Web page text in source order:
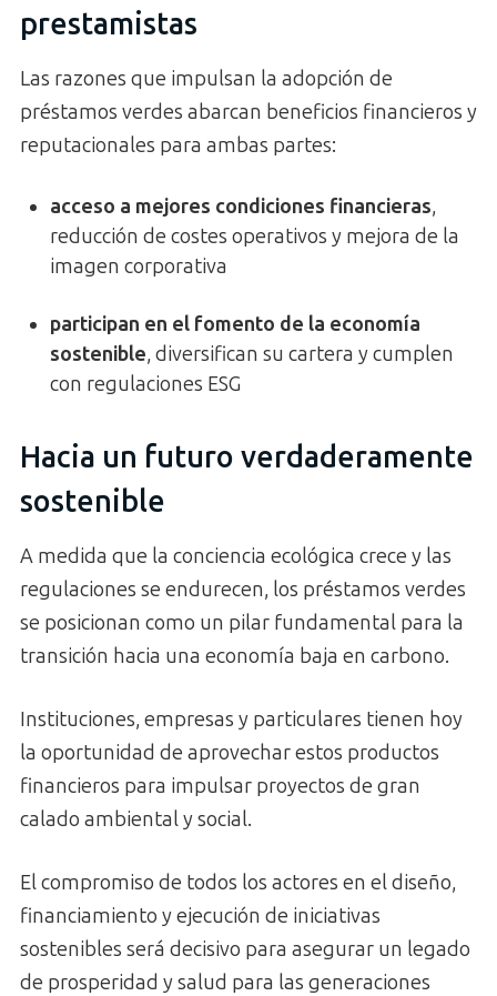
prestamistas
Las razones que impulsan la adopción de
préstamos verdes abarcan beneficios financieros y
reputacionales para ambas partes:
acceso a mejores condiciones financieras,
reducción de costes operativos y mejora de la
imagen corporativa
participan en el fomento de la economía
sostenible, diversifican su cartera y cumplen
con regulaciones ESG
Hacia un futuro verdaderamente
sostenible
A medida que la conciencia ecológica crece y las
regulaciones se endurecen, los préstamos verdes
se posicionan como un pilar fundamental para la
transición hacia una economía baja en carbono.
Instituciones, empresas y particulares tienen hoy
la oportunidad de aprovechar estos productos
financieros para impulsar proyectos de gran
calado ambiental y social.
El compromiso de todos los actores en el diseño,
financiamiento y ejecución de iniciativas
sostenibles será decisivo para asegurar un legado
de prosperidad y salud para las generaciones